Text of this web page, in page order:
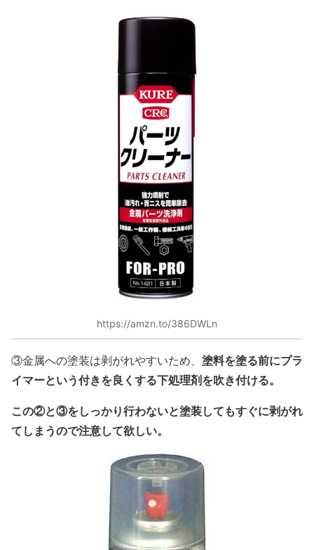
https://amzn.to/386DWLn
③金属への塗装は剥がれやすいため、 塗料を塗る前にプラ
イマーという付きを良くする下処理剤を吹き付ける。
この②と③をしっかり行わないと塗装してもすぐに剥がれ
てしまうので注意して欲しい。